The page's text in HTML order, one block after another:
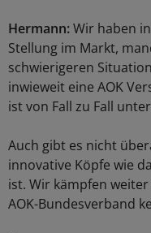
Hermann:Wir haben
Stellung im Markt,
schwierigeren
inwieweit eine AOK
ist von Fall zu Fall
Auch gibt es nicht
innovative Köpfe wie
ist. Wir kämpfen
AOK-Bundesverband